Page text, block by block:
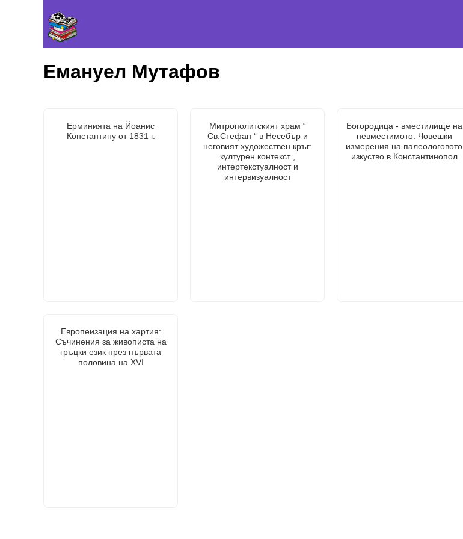
Емануел Мутафов
Ерминията на Йоанис
Константину от 1831 г.
Митрополитският храм “
Св.Стефан “ в Несебър и
неговият художествен кръг:
културен контекст ,
интертекстуалност и
интервизуалност
Богородица - вместилище на
невместимото: Човешки
измерения на палеологовото
изкуство в Константинопол
Европеизация на хартия:
Съчинения за живописта на
гръцки език през първата
половина на XVI